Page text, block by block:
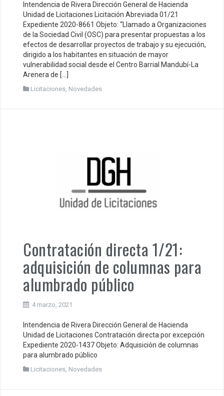
Intendencia de Rivera Dirección General de Hacienda
Unidad de Licitaciones Licitación Abreviada 01/21
Expediente 2020-8661 Objeto: “Llamado a Organizaciones
de la Sociedad Civil (OSC) para presentar propuestas a los
efectos de desarrollar proyectos de trabajo y su ejecución,
dirigido a los habitantes en situación de mayor
vulnerabilidad social desde el Centro Barrial Mandubí-La
Arenera de […]
Licitaciones, Novedades
Contratación directa 1/21:
adquisición de columnas para
alumbrado público
4 marzo, 2021
Intendencia de Rivera Dirección General de Hacienda
Unidad de Licitaciones Contratación directa por excepción
Expediente 2020-1437 Objeto: Adquisición de columnas
para alumbrado público
Licitaciones, Novedades